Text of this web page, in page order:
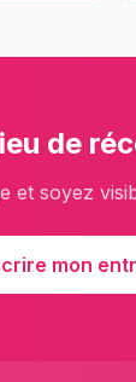
de
et soyez
mon